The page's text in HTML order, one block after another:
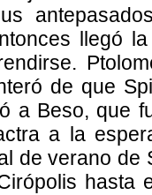
llegó
de que
a Beso, que
a la
de verano
hasta